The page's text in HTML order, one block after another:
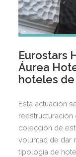
Eurostars
Áurea
hoteles
Esta actuación
reestructuración
colección de
voluntad de dar
tipología de